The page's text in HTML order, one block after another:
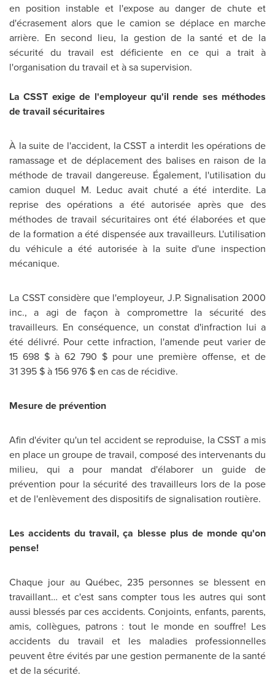
en position instable et l'expose au danger de chute et
d'écrasement alors que le camion se déplace en marche
arrière. En second lieu, la gestion de la santé et de la
sécurité du travail est déficiente en ce qui a trait à
l'organisation du travail et à sa supervision.
La CSST exige de l'employeur qu'il rende ses méthodes
de travail sécuritaires
À la suite de l'accident, la CSST a interdit les opérations de
ramassage et de déplacement des balises en raison de la
méthode de travail dangereuse. Également, l'utilisation du
camion duquel M. Leduc avait chuté a été interdite. La
reprise des opérations a été autorisée après que des
méthodes de travail sécuritaires ont été élaborées et que
de la formation a été dispensée aux travailleurs. L'utilisation
du véhicule a été autorisée à la suite d'une inspection
mécanique.
La CSST considère que l'employeur, J.P. Signalisation 2000
inc., a agi de façon à compromettre la sécurité des
travailleurs. En conséquence, un constat d'infraction lui a
été délivré. Pour cette infraction, l'amende peut varier de
15 698 $ à 62 790 $ pour une première offense, et de
31 395 $ à 156 976 $ en cas de récidive.
Mesure de prévention
Afin d'éviter qu'un tel accident se reproduise, la CSST a mis
en place un groupe de travail, composé des intervenants du
milieu, qui a pour mandat d'élaborer un guide de
prévention pour la sécurité des travailleurs lors de la pose
et de l'enlèvement des dispositifs de signalisation routière.
Les accidents du travail, ça blesse plus de monde qu'on
pense!
Chaque jour au Québec, 235 personnes se blessent en
travaillant… et c'est sans compter tous les autres qui sont
aussi blessés par ces accidents. Conjoints, enfants, parents,
amis, collègues, patrons : tout le monde en souffre! Les
accidents du travail et les maladies professionnelles
peuvent être évités par une gestion permanente de la santé
et de la sécurité.